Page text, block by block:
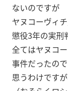
ないのですが
ヤヌコーヴィ
懲役3年の実刑
全てはヤヌコ
事件だったの
思うわけです